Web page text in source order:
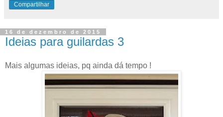
Compartilhar
16 de dezembro de 2015
Ideias para guilardas 3
Mais algumas ideias, pq ainda dá tempo !